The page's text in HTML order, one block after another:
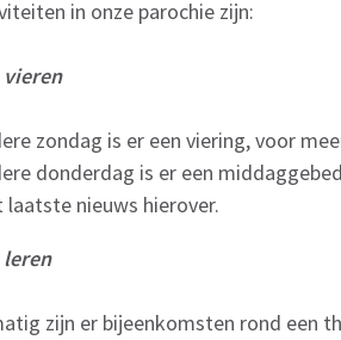
in onze parochie zijn:
vieren
zondag is er een viering, voor
donderdag is er een
laatste nieuws hierover.
leren
zijn er bijeenkomsten rond een